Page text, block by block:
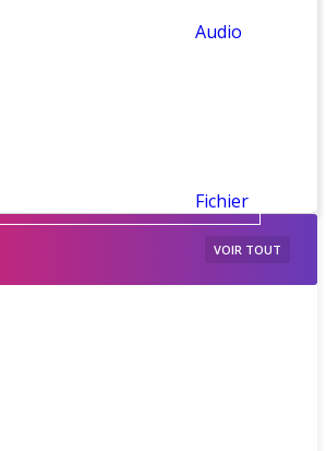
Audio
Fichier
VOIR TOUT